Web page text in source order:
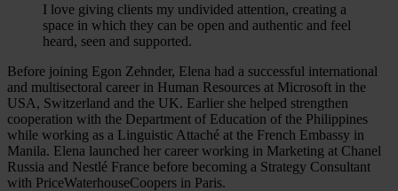
I love giving clients my undivided attention, creating a
space in which they can be open and authentic and feel
heard, seen and supported.
Before joining Egon Zehnder, Elena had a successful international
and multisectoral career in Human Resources at Microsoft in the
USA, Switzerland and the UK. Earlier she helped strengthen
cooperation with the Department of Education of the Philippines
while working as a Linguistic Attaché at the French Embassy in
Manila. Elena launched her career working in Marketing at Chanel
Russia and Nestlé France before becoming a Strategy Consultant
with PriceWaterhouseCoopers in Paris.